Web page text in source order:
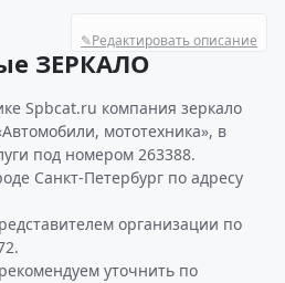
✎Редактировать описание
ЗЕРКАЛО
Spbcat.ru компания зеркало
мототехника», в
под номером 263388.
Санкт-Петербург по адресу
организации по
уточнить по